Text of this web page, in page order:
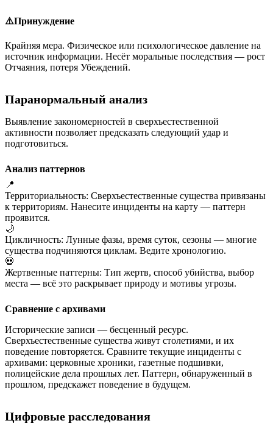
⚠️Принуждение
Крайняя мера. Физическое или психологическое давление на
источник информации. Несёт моральные последствия — рост
Отчаяния, потеря Убеждений.
Паранормальный анализ
Выявление закономерностей в сверхъестественной
активности позволяет предсказать следующий удар и
подготовиться.
Анализ паттернов
📍
Территориальность: Сверхъестественные существа привязаны
к территориям. Нанесите инциденты на карту — паттерн
проявится.
🌙
Цикличность: Лунные фазы, время суток, сезоны — многие
существа подчиняются циклам. Ведите хронологию.
💀
Жертвенные паттерны: Тип жертв, способ убийства, выбор
места — всё это раскрывает природу и мотивы угрозы.
Сравнение с архивами
Исторические записи — бесценный ресурс.
Сверхъестественные существа живут столетиями, и их
поведение повторяется. Сравните текущие инциденты с
архивами: церковные хроники, газетные подшивки,
полицейские дела прошлых лет. Паттерн, обнаруженный в
прошлом, предскажет поведение в будущем.
Цифровые расследования